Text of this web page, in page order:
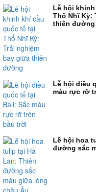
Lễ hội
Thổ Nhĩ Kỳ:
thiên đường
Lễ hội diều
màu rực rỡ
Lễ hội hoa
đường sắc